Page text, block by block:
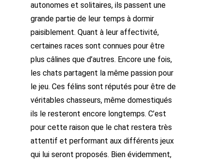
autonomes et solitaires, ils passent une
grande partie de leur temps à dormir
paisiblement. Quant à leur affectivité,
certaines races sont connues pour être
plus câlines que d’autres. Encore une fois,
les chats partagent la même passion pour
le jeu. Ces félins sont réputés pour être de
véritables chasseurs, même domestiqués
ils le resteront encore longtemps. C’est
pour cette raison que le chat restera très
attentif et performant aux différents jeux
qui lui seront proposés. Bien évidemment,